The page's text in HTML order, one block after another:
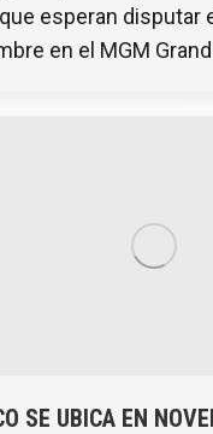
esperan disputar
en el MGM
SE UBICA EN